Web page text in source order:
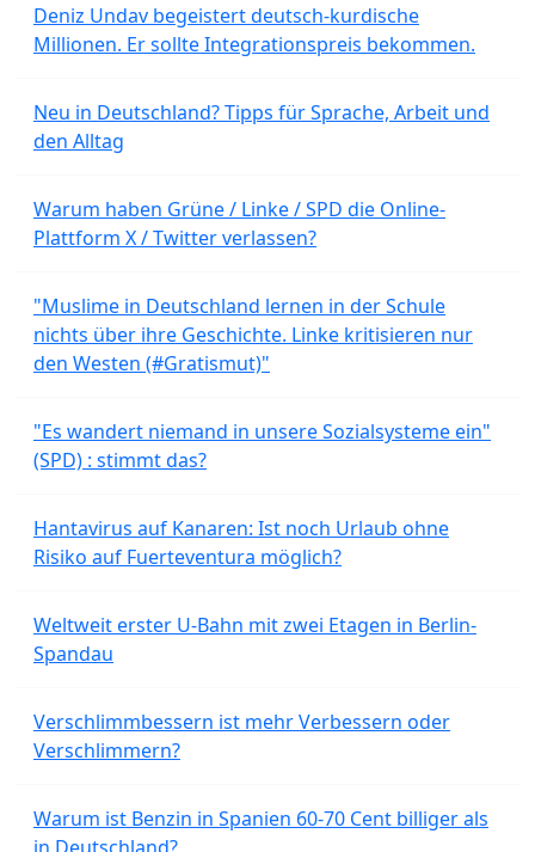
Deniz Undav begeistert deutsch-kurdische
Millionen. Er sollte Integrationspreis bekommen.
Neu in Deutschland? Tipps für Sprache, Arbeit und
den Alltag
Warum haben Grüne / Linke / SPD die Online-
Plattform X / Twitter verlassen?
"Muslime in Deutschland lernen in der Schule
nichts über ihre Geschichte. Linke kritisieren nur
den Westen (#Gratismut)"
"Es wandert niemand in unsere Sozialsysteme ein"
(SPD) : stimmt das?
Hantavirus auf Kanaren: Ist noch Urlaub ohne
Risiko auf Fuerteventura möglich?
Weltweit erster U-Bahn mit zwei Etagen in Berlin-
Spandau
Verschlimmbessern ist mehr Verbessern oder
Verschlimmern?
Warum ist Benzin in Spanien 60-70 Cent billiger als